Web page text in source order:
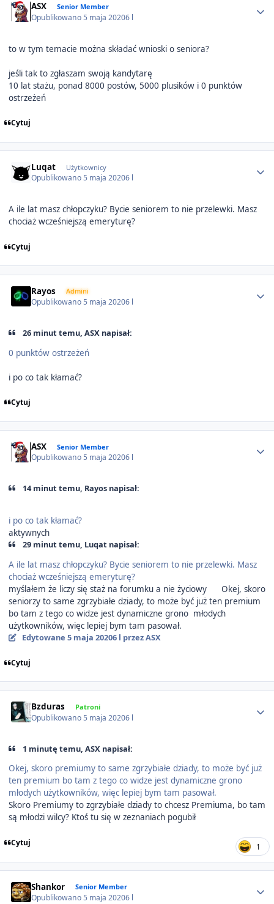
ASX Senior Member
Opublikowano 5 maja 20206 l
to w tym temacie można składać wnioski o seniora?
jeśli tak to zgłaszam swoją kandytarę
10 lat stażu, ponad 8000 postów, 5000 plusików i 0 punktów
ostrzeżeń
Cytuj
Luqat Użytkownicy
Opublikowano 5 maja 20206 l
A ile lat masz chłopczyku? Bycie seniorem to nie przelewki. Masz
chociaż wcześniejszą emeryturę?
Cytuj
Rayos Admini
Opublikowano 5 maja 20206 l
26 minut temu, ASX napisał:
0 punktów ostrzeżeń
i po co tak kłamać?
Cytuj
ASX Senior Member
Opublikowano 5 maja 20206 l
14 minut temu, Rayos napisał:
i po co tak kłamać?
aktywnych
29 minut temu, Luqat napisał:
A ile lat masz chłopczyku? Bycie seniorem to nie przelewki. Masz
chociaż wcześniejszą emeryturę?
myślałem że liczy się staż na forumku a nie życiowy
Okej, skoro
seniorzy to same zgrzybiałe dziady, to może być już ten premium
bo tam z tego co widze jest dynamiczne grono młodych
użytkowników, więc lepiej bym tam pasował.
Edytowane 5 maja 20206 l przez ASX
Cytuj
Bzduras Patroni
Opublikowano 5 maja 20206 l
1 minutę temu, ASX napisał:
Okej, skoro premiumy to same zgrzybiałe dziady, to może być już
ten premium bo tam z tego co widze jest dynamiczne grono
młodych użytkowników, więc lepiej bym tam pasował.
Skoro Premiumy to zgrzybiałe dziady to chcesz Premiuma, bo tam
są młodzi wilcy? Ktoś tu się w zeznaniach pogubił
Cytuj 1
Shankor Senior Member
Opublikowano 5 maja 20206 l